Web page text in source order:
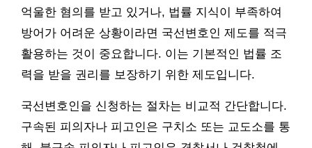
억울한 혐의를 받고 있거나, 법률 지식이 부족하여
방어가 어려운 상황이라면 국선변호인 제도를 적극
활용하는 것이 중요합니다. 이는 기본적인 법률 조
력을 받을 권리를 보장하기 위한 제도입니다.
국선변호인을 신청하는 절차는 비교적 간단합니다.
구속된 피의자나 피고인은 구치소 또는 교도소를 통